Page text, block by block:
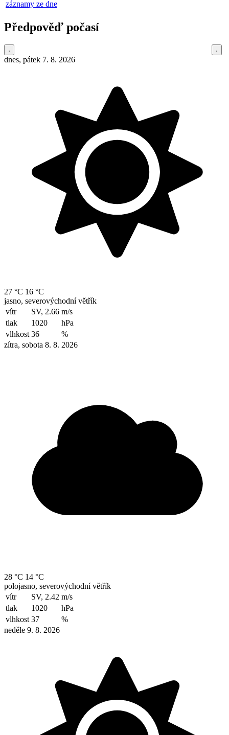
záznamy ze dne
Předpověď počasí
dnes, pátek 7. 8. 2026
27 °C 16 °C
jasno, severovýchodní větřík
vítr
SV, 2.66 m/s
tlak
1020
hPa
vlhkost 36
%
zítra, sobota 8. 8. 2026
28 °C 14 °C
polojasno, severovýchodní větřík
vítr
SV, 2.42 m/s
tlak
1020
hPa
vlhkost 37
%
neděle 9. 8. 2026